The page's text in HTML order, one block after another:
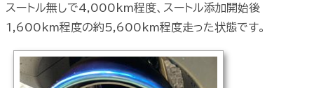
スートル無しで4,000km程度、スートル添加開始後
1,600km程度の約5,600km程度走った状態です。